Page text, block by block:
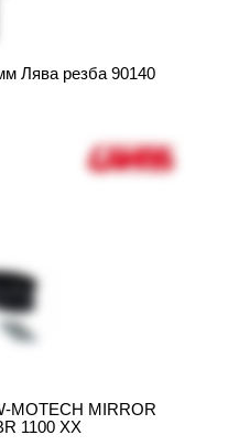
Лява резба 90140
MOTECH MIRROR
1100 XX